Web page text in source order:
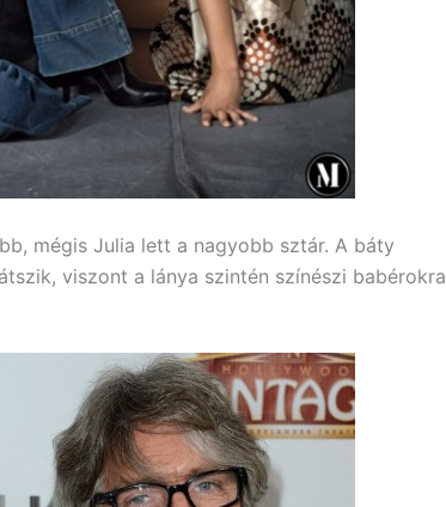
mégis Julia lett a nagyobb sztár. A báty
viszont a lánya szintén színészi babérokra